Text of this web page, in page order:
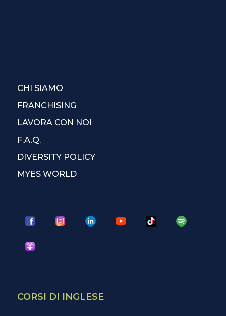
CHI SIAMO
FRANCHISING
LAVORA CON NOI
F.A.Q.
DIVERSITY POLICY
MYES WORLD
CORSI DI INGLESE